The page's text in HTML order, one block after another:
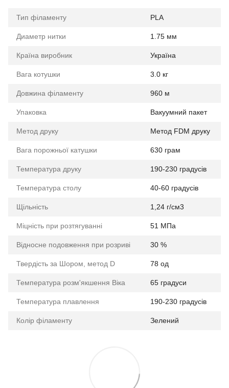
Тип філаменту PLA
Диаметр нитки 1.75 мм
Країна виробник Україна
Вага котушки 3.0 кг
Довжина філаменту 960 м
Упаковка Вакуумний пакет
Метод друку Метод FDM друку
Вага порожньої катушки 630 грам
Температура друку 190-230 градусів
Температура столу 40-60 градусів
Щільність 1,24 г/см3
Міцність при розтягуванні 51 МПа
Відносне подовження при розриві 30 %
Твердість за Шором, метод D 78 од
Температура розм'якшення Віка 65 градуси
Температура плавлення 190-230 градусів
Колір філаменту Зелений